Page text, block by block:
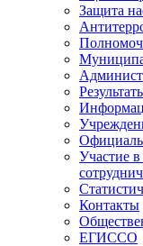
Защита
Участие
Контакты
ЕГИССО